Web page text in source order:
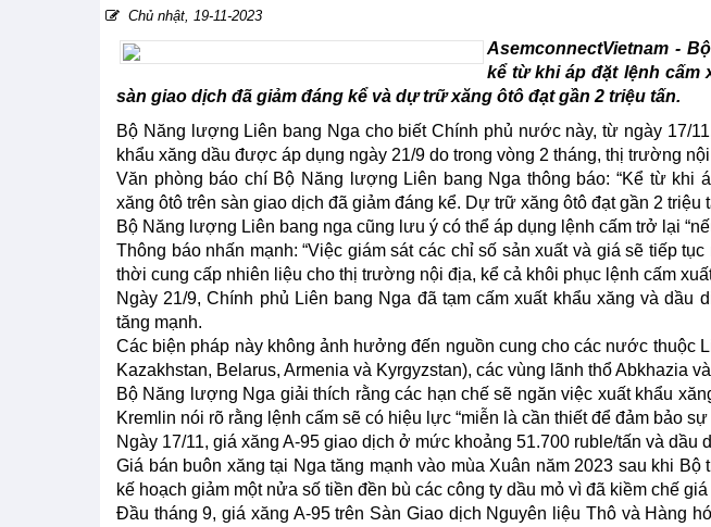
Chủ nhật, 19-11-2023
AsemconnectVietnam -
kể từ khi áp đặt lệnh cấm
sàn giao dịch đã giảm đáng kể và dự trữ xăng ôtô đạt gần 2 triệu tấn.
Bộ Năng lượng Liên bang Nga cho biết Chính phủ nước này, từ ngày 17/
khẩu xăng dầu được áp dụng ngày 21/9 do trong vòng 2 tháng, thị trường
Văn phòng báo chí Bộ Năng lượng Liên bang Nga thông báo: “Kể từ khi
xăng ôtô trên sàn giao dịch đã giảm đáng kể. Dự trữ xăng ôtô đạt gần 2 triệu
Bộ Năng lượng Liên bang nga cũng lưu ý có thể áp dụng lệnh cấm trở lại
Thông báo nhấn mạnh: “Việc giám sát các chỉ số sản xuất và giá sẽ tiếp
thời cung cấp nhiên liệu cho thị trường nội địa, kể cả khôi phục lệnh cấm
Ngày 21/9, Chính phủ Liên bang Nga đã tạm cấm xuất khẩu xăng và dầu
tăng mạnh.
Các biện pháp này không ảnh hưởng đến nguồn cung cho các nước thuộc
Kazakhstan, Belarus, Armenia và Kyrgyzstan), các vùng lãnh thổ Abkhazia
Bộ Năng lượng Nga giải thích rằng các hạn chế sẽ ngăn việc xuất khẩu
Kremlin nói rõ rằng lệnh cấm sẽ có hiệu lực “miễn là cần thiết để đảm bảo
Ngày 17/11, giá xăng A-95 giao dịch ở mức khoảng 51.700 ruble/tấn và dầu
Giá bán buôn xăng tại Nga tăng mạnh vào mùa Xuân năm 2023 sau khi
kế hoạch giảm một nửa số tiền đền bù các công ty dầu mỏ vì đã kiềm chế
Đầu tháng 9, giá xăng A-95 trên Sàn Giao dịch Nguyên liệu Thô và Hàng